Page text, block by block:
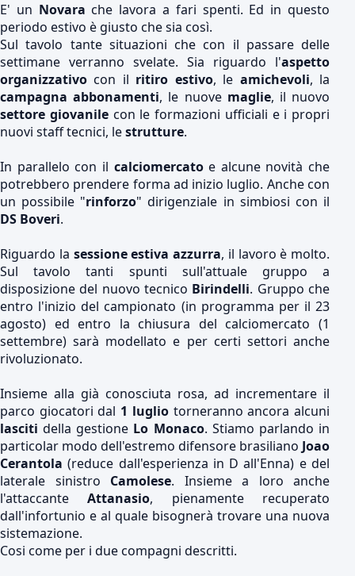
E' un Novara che lavora a fari spenti. Ed in questo
periodo estivo è giusto che sia così.
Sul tavolo tante situazioni che con il passare delle
settimane verranno svelate. Sia riguardo l'aspetto
organizzativo con il ritiro estivo, le amichevoli, la
campagna abbonamenti, le nuove maglie, il nuovo
settore giovanilecon le formazioni ufficiali e i propri
nuovi staff tecnici, lestrutture.
In parallelo con il calciomercatoe alcune novità che
potrebbero prendere forma ad inizio luglio. Anche con
un possibile "rinforzo" dirigenziale in simbiosi con il
DS Boveri.
Riguardo la sessione estiva azzurra, il lavoro è molto.
Sul tavolo tanti spunti sull'attuale gruppo a
disposizione del nuovo tecnico Birindelli. Gruppo che
entro l'inizio del campionato (in programma per il 23
agosto) ed entro la chiusura del calciomercato (1
settembre) sarà modellato e per certi settori anche
rivoluzionato.
Insieme alla già conosciuta rosa, ad incrementare il
parco giocatori dal 1 lugliotorneranno ancora alcuni
lasciti della gestione Lo Monaco. Stiamo parlando in
particolar modo dell'estremo difensore brasiliano Joao
Cerantola (reduce dall'esperienza in D all'Enna) e del
laterale sinistro Camolese. Insieme a loro anche
l'attaccanteAttanasio, pienamente recuperato
dall'infortunio e al quale bisognerà trovare una nuova
sistemazione.
Cosi come per i due compagni descritti.